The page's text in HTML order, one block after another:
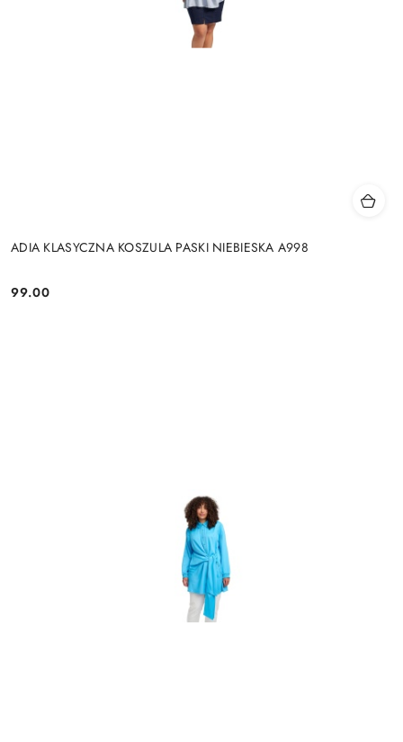
ADIA KLASYCZNA KOSZULA PASKI NIEBIESKA A998
Cena:
99.00